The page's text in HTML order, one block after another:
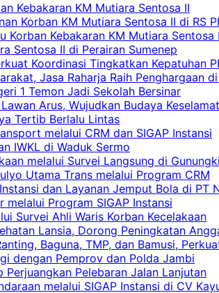
Kebakaran KM Mutiara Sentosa II
Korban KM Mutiara Sentosa II di RS
Korban Kebakaran KM Mutiara Sentosa
Sentosa II di Perairan Sumenep
Koordinasi Tingkatkan Kepatuhan
Jasa Raharja Raih Penghargaan
1 Temon Jadi Sekolah Bersinar
Arus, Wujudkan Budaya
Tertib Berlalu Lintas
melalui CRM dan SIGAP Instansi
IWKL di Waduk Sermo
melalui Survei Langsung di
Utama Trans melalui Program CRM
dan Layanan Jemput Bola di PT
melalui Program SIGAP Instansi
Survei Ahli Waris Korban Kecelakaan
Lansia, Dorong Peningkatan
Baguna, TMP, dan Bamusi,
dengan Pemprov dan Polda Jambi
Perjuangkan Pelebaran Jalan Lanjutan
melalui SIGAP Instansi di CV